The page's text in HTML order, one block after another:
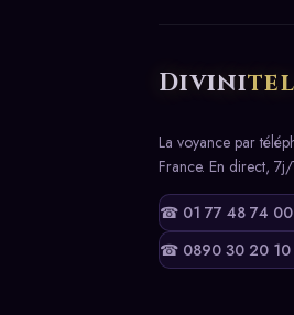
Divinitel
La voyance par
France. En direct,
☎ 01 77 48 74 00
☎ 0890 30 20 10